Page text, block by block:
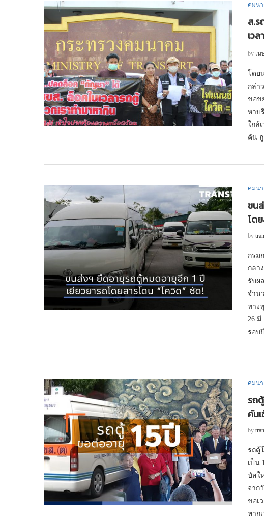
คมน
ส.ร
เว
by เม
โดย
กล่า
ขอข
หาบ
ใกล้
คัน
คมน
ขน
โด
by
กรม
กลา
รับผ
จำน
ทาง
26 มี
รอบ
คมน
รถ
คัน
by
รถตู้
เป็น
บัสใ
จาก
ขอเ
หาก